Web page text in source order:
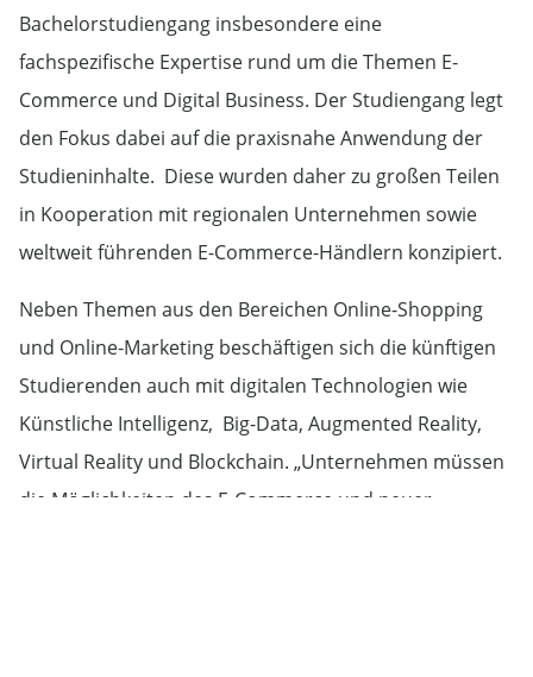
Bachelorstudiengang insbesondere eine
fachspezifische Expertise rund um die Themen E-
Commerce und Digital Business. Der Studiengang legt
den Fokus dabei auf die praxisnahe Anwendung der
Studieninhalte. Diese wurden daher zu großen Teilen
in Kooperation mit regionalen Unternehmen sowie
weltweit führenden E-Commerce-Händlern konzipiert.
Neben Themen aus den Bereichen Online-Shopping
und Online-Marketing beschäftigen sich die künftigen
Studierenden auch mit digitalen Technologien wie
Künstliche Intelligenz, Big-Data, Augmented Reality,
Virtual Reality und Blockchain. „Unternehmen müssen
die Möglichkeiten des E-Commerce und neuer,